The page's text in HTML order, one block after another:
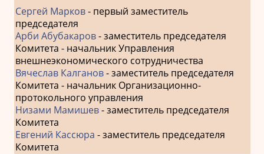
Сергей Марков- первый заместитель
председателя
Арби Абубакаров- заместитель председателя
Комитета - начальник Управления
внешнеэкономического сотрудничества
Вячеслав Калганов- заместитель председателя
Комитета - начальник Организационно-
протокольного управления
Низами Мамишев- заместитель председателя
Комитета
Евгений Кассюра - заместитель председателя
Комитета